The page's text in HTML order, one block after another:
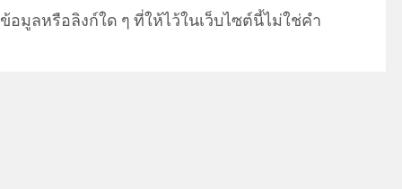
ข้อมูลหรือลิงก์ใด ๆ ที่ให้ไว้ในเว็บไซต์นี้ไม่ใช่คำ